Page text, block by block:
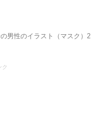
男性のイラスト（マスク）2
ク